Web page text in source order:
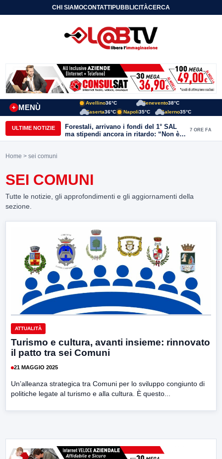
CHI SIAMOCONTATTIPUBBLICITÀCERCA
MENÙ
+
Avellino36°C Benevento38°C
Caserta36°C Napoli35°C Salerno35°C
ULTIME NOTIZIE
Forestali, arrivano i fondi del 1° SAL
ma stipendi ancora in ritardo: “Non è
più sostenibile”
7 ORE FA
Home > sei comuni
SEI COMUNI
Tutte le notizie, gli approfondimenti e gli aggiornamenti della
sezione.
ATTUALITÀ
Turismo e cultura, avanti insieme: rinnovato
il patto tra sei Comuni
21 MAGGIO 2025
Un’alleanza strategica tra Comuni per lo sviluppo congiunto di
politiche legate al turismo e alla cultura. È questo...